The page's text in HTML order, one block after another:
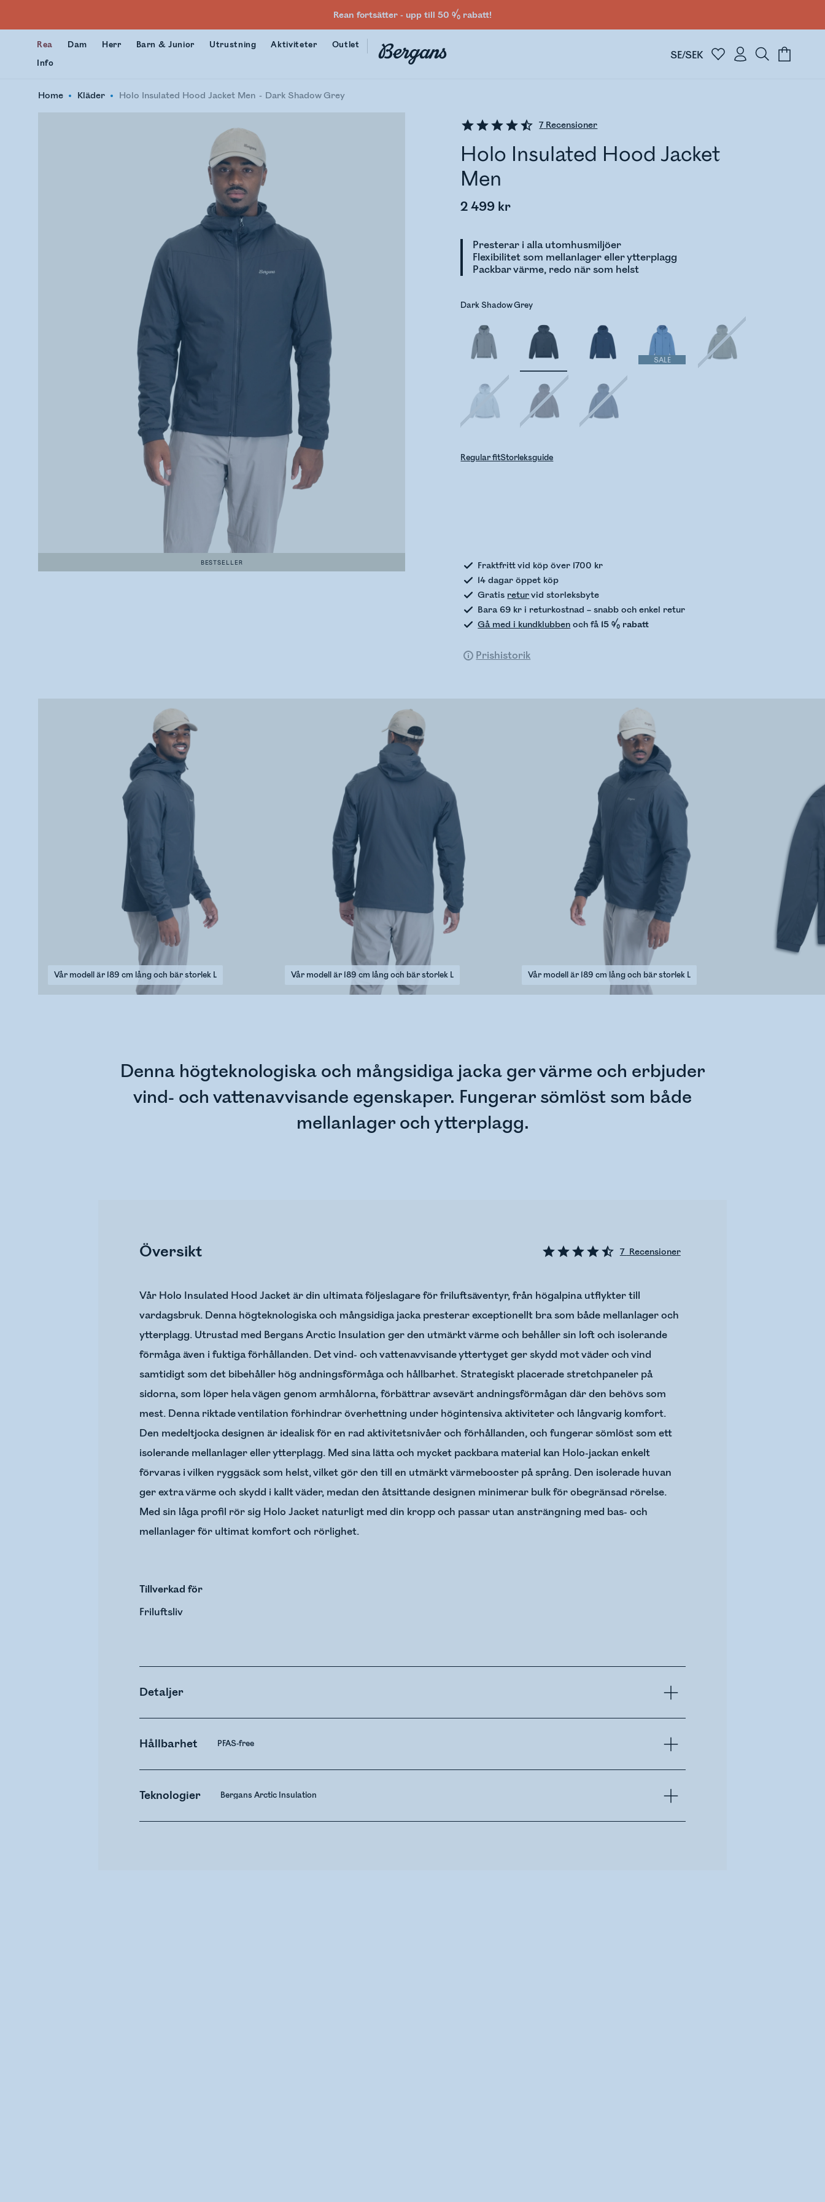
Rean fortsätter - upp till 50 % rabatt!
Rea Dam Herr Barn & Junior Utrustning Aktiviteter
Outlet
Info
SE/SEK
Home Kläder Holo Insulated Hood Jacket Men Dark Shadow Grey
BESTSELLER
7Recensioner
Holo Insulated Hood Jacket
Men
2 499 kr
Presterar i alla utomhusmiljöer
Flexibilitet som mellanlager eller ytterplagg
Packbar värme, redo när som helst
Dark Shadow Grey
SALE
Regular fitStorleksguide
Fraktfritt vid köp över 1700 kr
14 dagar öppet köp
Gratis returvid storleksbyte
Bara 69 kr i returkostnad – snabb och enkel retur
Gå med i kundklubben och få 15 % rabatt
Prishistorik
Vår modell är 189 cm lång och bär storlek L Vår modell är 189 cm lång och bär storlek L Vår modell är 189 cm lång och bär storlek L
Denna högteknologiska och mångsidiga jacka ger värme och erbjuder
vind- och vattenavvisande egenskaper. Fungerar sömlöst som både
mellanlager och ytterplagg.
Översikt 7 Recensioner
Vår Holo Insulated Hood Jacket är din ultimata följeslagare för friluftsäventyr, från högalpina utflykter till
vardagsbruk. Denna högteknologiska och mångsidiga jacka presterar exceptionellt bra som både mellanlager och
ytterplagg. Utrustad med Bergans Arctic Insulation ger den utmärkt värme och behåller sin loft och isolerande
förmåga även i fuktiga förhållanden. Det vind- och vattenavvisande yttertyget ger skydd mot väder och vind
samtidigt som det bibehåller hög andningsförmåga och hållbarhet. Strategiskt placerade stretchpaneler på
sidorna, som löper hela vägen genom armhålorna, förbättrar avsevärt andningsförmågan där den behövs som
mest. Denna riktade ventilation förhindrar överhettning under högintensiva aktiviteter och långvarig komfort.
Den medeltjocka designen är idealisk för en rad aktivitetsnivåer och förhållanden, och fungerar sömlöst som ett
isolerande mellanlager eller ytterplagg. Med sina lätta och mycket packbara material kan Holo-jackan enkelt
förvaras i vilken ryggsäck som helst, vilket gör den till en utmärkt värmebooster på språng. Den isolerade huvan
ger extra värme och skydd i kallt väder, medan den åtsittande designen minimerar bulk för obegränsad rörelse.
Med sin låga profil rör sig Holo Jacket naturligt med din kropp och passar utan ansträngning med bas- och
mellanlager för ultimat komfort och rörlighet.
Tillverkad för
Friluftsliv
Detaljer
Hållbarhet PFAS-free
Teknologier Bergans Arctic Insulation